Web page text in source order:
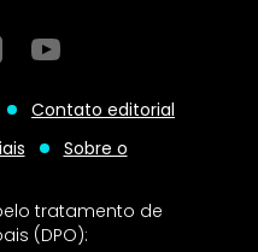
GitHub
Contato editorial
Sobre o
tratamento de
(DPO):